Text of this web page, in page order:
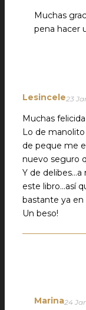
Muchas
pena hacer
Lesincele23
Muchas
Lo de
de peque me
nuevo seguro
Y de delibes…a
este libro…así
bastante ya
Un beso!
Marina24